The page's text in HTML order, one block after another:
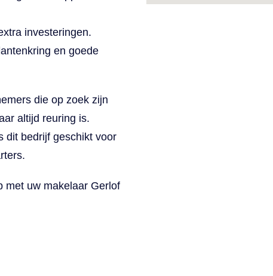
investeringen.
en goede
die op zoek zijn
altijd reuring is.
dit bedrijf geschikt voor
met uw makelaar Gerlof